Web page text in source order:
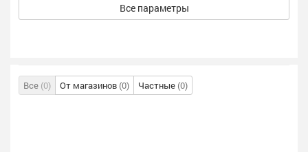
Все параметры
Все (0) От магазинов (0) Частные (0)